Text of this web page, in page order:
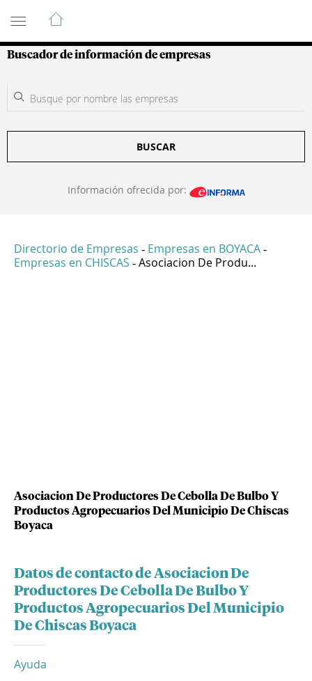
Guía de Empresas Colombianas
Buscador de información de empresas
BUSCAR
Información ofrecida por:
Directorio de Empresas - Empresas en BOYACA -
Empresas en CHISCAS - Asociacion De Produ...
Asociacion De Productores De Cebolla De Bulbo Y
Productos Agropecuarios Del Municipio De Chiscas
Boyaca
Datos de contacto de Asociacion De
Productores De Cebolla De Bulbo Y
Productos Agropecuarios Del Municipio
De Chiscas Boyaca
Ayuda